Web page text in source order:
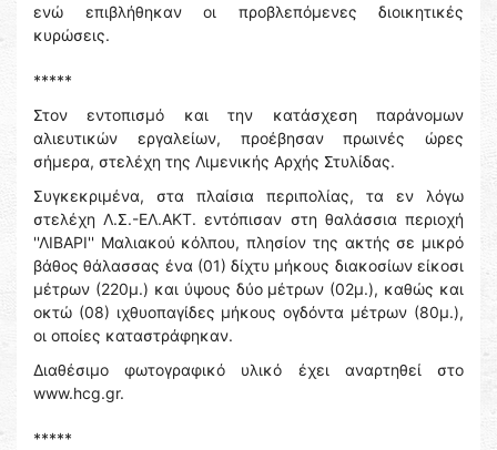
ενώ επιβλήθηκαν οι προβλεπόμενες διοικητικές
κυρώσεις.
*****
Στον εντοπισμό και την κατάσχεση παράνομων
αλιευτικών εργαλείων, προέβησαν πρωινές ώρες
σήμερα, στελέχη της Λιμενικής Αρχής Στυλίδας.
Συγκεκριμένα, στα πλαίσια περιπολίας, τα εν λόγω
στελέχη Λ.Σ.-ΕΛ.ΑΚΤ. εντόπισαν στη θαλάσσια περιοχή
''ΛΙΒΑΡΙ'' Μαλιακού κόλπου, πλησίον της ακτής σε μικρό
βάθος θάλασσας ένα (01) δίχτυ μήκους διακοσίων είκοσι
μέτρων (220μ.) και ύψους δύο μέτρων (02μ.), καθώς και
οκτώ (08) ιχθυοπαγίδες μήκους ογδόντα μέτρων (80μ.),
οι οποίες καταστράφηκαν.
Διαθέσιμο φωτογραφικό υλικό έχει αναρτηθεί στο
www.hcg.gr.
*****